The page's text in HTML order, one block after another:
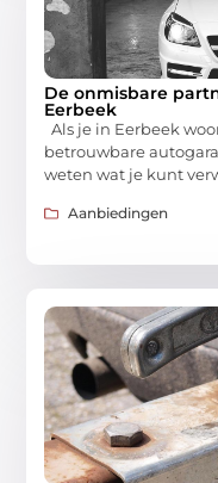
De onmisbare
Eerbeek
Als je in Eerbeek
betrouwbare
weten wat je kunt
Aanbiedingen